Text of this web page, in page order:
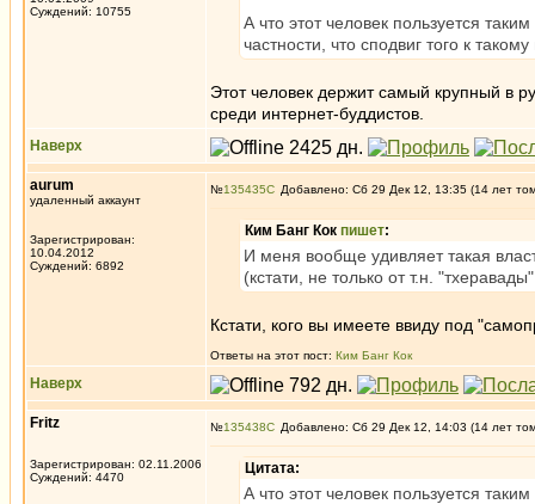
Суждений: 10755
А что этот человек пользуется
частности, что сподвиг того к
Этот человек держит самый крупный в
среди интернет-буддистов.
Наверх
aurum
удаленный аккаунт
Зарегистрирован:
10.04.2012
Суждений: 6892
№135435 Добавлено: Сб 29 Дек 12, 13:35 (14 лет
Ким Банг Кок пишет:
И меня вообще удивляет такая
(кстати, не только от т.н.
Кстати, кого вы имеете ввиду под
Ответы на этот пост: Ким Банг Кок
Наверх
Fritz
Зарегистрирован: 02.11.2006
Суждений: 4470
№135438 Добавлено: Сб 29 Дек 12, 14:03 (14 лет
Цитата:
А что этот человек пользуется